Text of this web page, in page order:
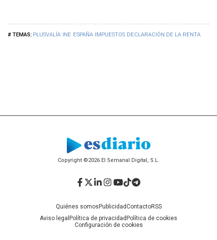
PLUSVALÍA INE ESPAÑA IMPUESTOS DECLARACIÓN DE LA RENTA
Copyright ©2026 El Semanal Digital, S.L.
Quiénes somos PublicidadContactoRSS
Aviso legal Política de privacidad Política de cookies
Configuración de cookies
Facebook
Twitter
LinkedIn
Instagram
YouTube
TikTok
Telegram